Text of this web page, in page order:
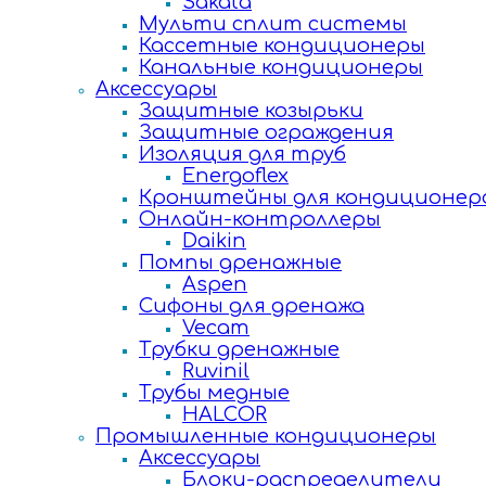
Мульти сплит системы
Кассетные кондиционеры
Канальные кондиционеры
Аксессуары
Защитные козырьки
Защитные ограждения
Изоляция для труб
Energoflex
Кронштейны для
Онлайн-контроллеры
Daikin
Помпы дренажные
Aspen
Сифоны для дренажа
Vecam
Трубки дренажные
Ruvinil
Трубы медные
HALCOR
Промышленные кондиционеры
Аксессуары
Блоки-распределители